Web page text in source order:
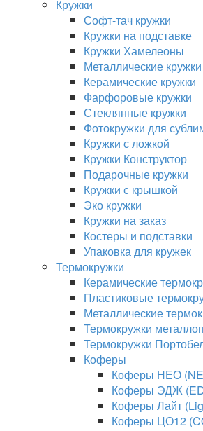
Кружки
Софт-тач кружки
Кружки на подставке
Кружки Хамелеоны
Металлические кружки
Керамические кружки
Фарфоровые кружки
Стеклянные кружки
Фотокружки для
Кружки с ложкой
Кружки Конструктор
Подарочные кружки
Кружки с крышкой
Эко кружки
Кружки на заказ
Костеры и подставки
Упаковка для кружек
Термокружки
Керамические
Пластиковые
Металлические
Термокружки
Термокружки
Коферы
Коферы НЕО
Коферы ЭДЖ
Коферы Лайт
Коферы ЦО12